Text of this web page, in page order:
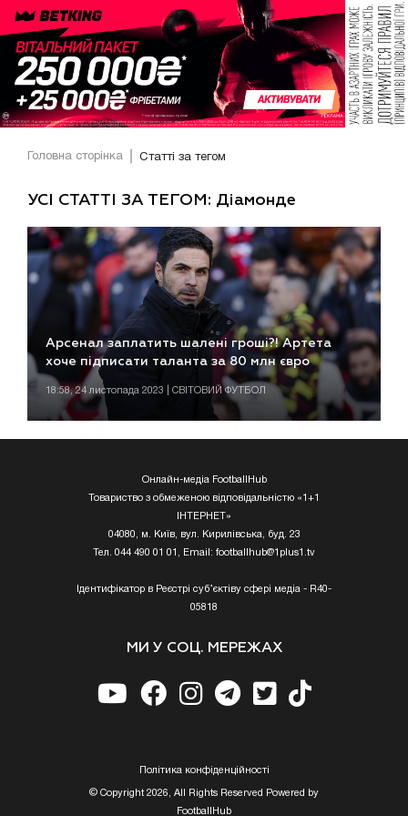
Головна сторінка Статті за тегом
УСІ СТАТТІ ЗА ТЕГОМ: Діамонде
Арсенал заплатить шалені гроші?! Артета
хоче підписати таланта за 80 млн євро
18:58, 24 листопада 2023 | СВІТОВИЙ ФУТБОЛ
Онлайн-медіа FootballHub
Товариство з обмеженою відповідальністю «1+1
ІНТЕРНЕТ»
04080, м. Київ, вул. Кирилівська, буд. 23
Тел. 044 490 01 01, Email: footballhub@1plus1.tv
Ідентифікатор в Реєстрі суб’єктіву сфері медіа - R40-
05818
МИ У СОЦ. МЕРЕЖАХ
Полiтика конфiденцiйностi
© Copyright 2026, All Rights Reserved Powered by
FootballHub